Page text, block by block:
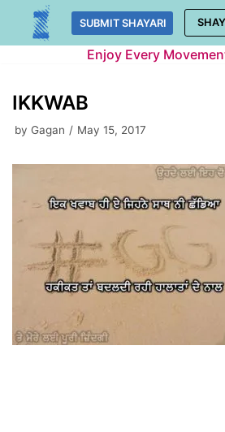
Skip
SUBMIT SHAYARI
Enjoy Every
IKKWAB
by Gagan May 15, 2017